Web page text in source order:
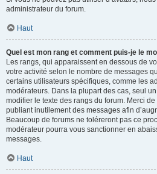
administrateur du forum.
Haut
Quel est mon rang et comment puis-je le
Les rangs, qui apparaissent en dessous de
votre activité selon le nombre de messages
certains utilisateurs spécifiques, comme les
modérateurs. Dans la plupart des cas, seul
modifier le texte des rangs du forum. Merci
publiant inutilement des messages afin
Beaucoup de forums ne toléreront pas ce
modérateur pourra vous sanctionner en
messages.
Haut